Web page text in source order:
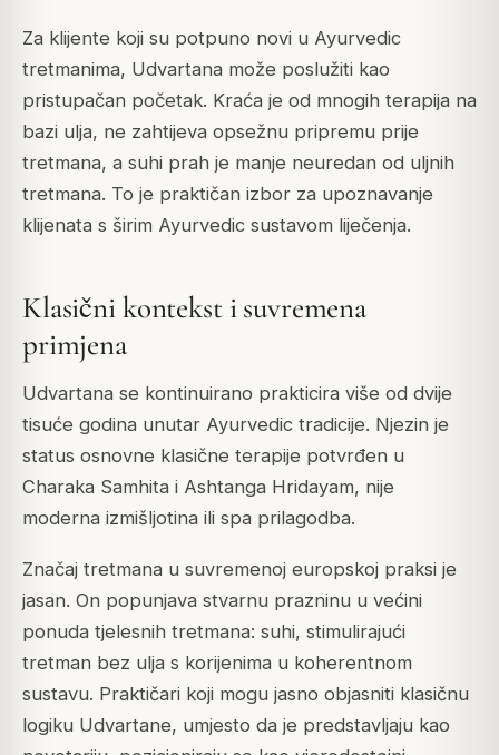
Za klijente koji su potpuno novi u Ayurvedic
tretmanima, Udvartana može poslužiti kao
pristupačan početak. Kraća je od mnogih terapija na
bazi ulja, ne zahtijeva opsežnu pripremu prije
tretmana, a suhi prah je manje neuredan od uljnih
tretmana. To je praktičan izbor za upoznavanje
klijenata s širim Ayurvedic sustavom liječenja.
Klasični kontekst i suvremena
primjena
Udvartana se kontinuirano prakticira više od dvije
tisuće godina unutar Ayurvedic tradicije. Njezin je
status osnovne klasične terapije potvrđen u
Charaka Samhita i Ashtanga Hridayam, nije
moderna izmišljotina ili spa prilagodba.
Značaj tretmana u suvremenoj europskoj praksi je
jasan. On popunjava stvarnu prazninu u većini
ponuda tjelesnih tretmana: suhi, stimulirajući
tretman bez ulja s korijenima u koherentnom
sustavu. Praktičari koji mogu jasno objasniti klasičnu
logiku Udvartane, umjesto da je predstavljaju kao